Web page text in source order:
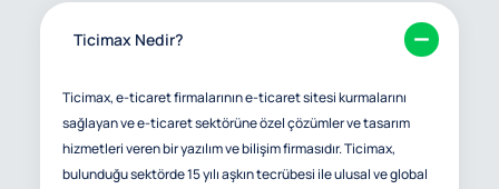
Ticimax Nedir?
Ticimax, e-ticaret firmalarının e-ticaret sitesi kurmalarını
sağlayan ve e-ticaret sektörüne özel çözümler ve tasarım
hizmetleri veren bir yazılım ve bilişim firmasıdır. Ticimax,
bulunduğu sektörde 15 yılı aşkın tecrübesi ile ulusal ve global